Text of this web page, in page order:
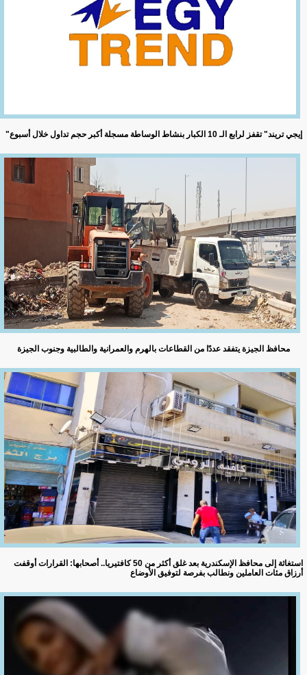
"إيجي تريند" تقفز لرابع الـ 10 الكبار بنشاط الوساطة مسجلة أكبر حجم تداول خلال أسبوع
محافظ الجيزة يتفقد عددًا من القطاعات بالهرم والعمرانية والطالبية وجنوب الجيزة
استغاثة إلى محافظ الإسكندرية بعد غلق أكثر من 50 كافتيريا.. أصحابها: القرارات أوقفت
أرزاق مئات العاملين ونطالب بفرصة لتوفيق الأوضاع